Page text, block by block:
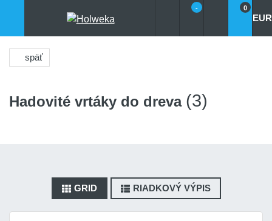
- 0
EUR
späť
Hadovité vrtáky do dreva (3)
GRID RIADKOVÝ VÝPIS